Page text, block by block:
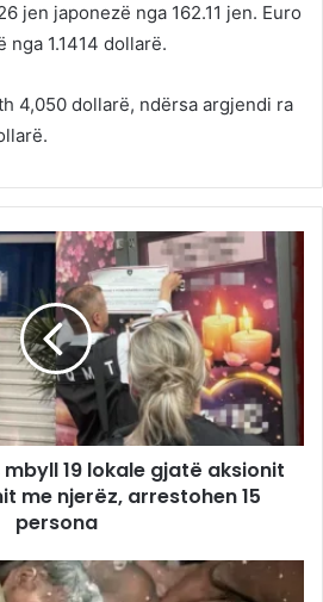
jen japonezë nga 162.11 jen. Euro
nga 1.1414 dollarë.
4,050 dollarë, ndërsa argjendi ra
19 lokale gjatë aksionit
me njerëz, arrestohen 15
persona